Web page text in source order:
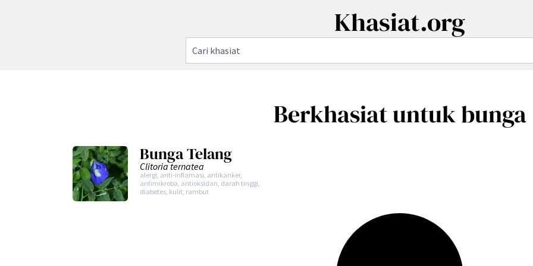
Khasiat.org
Berkhasiat untuk bunga
Bunga Telang
Clitoria ternatea
alergi, anti-inflamasi, antikanker,
antimikroba, antioksidan, darah tinggi,
diabetes, kulit, rambut